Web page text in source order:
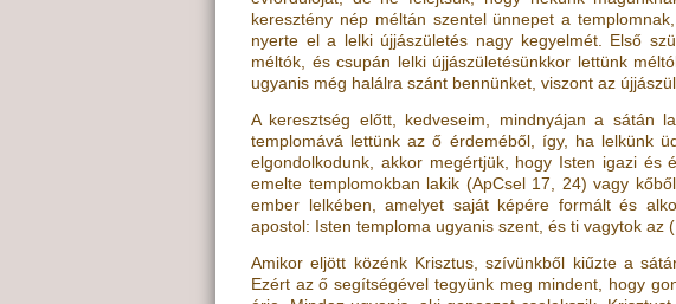
keresztény nép méltán szentel ünnepet a
nyerte el a lelki újjászületés nagy kegyelmét. Első
méltók, és csupán lelki újjászületésünkkor lettünk
ugyanis még halálra szánt bennünket, viszont az
A keresztség előtt, kedveseim, mindnyájan a sátán
templomává lettünk az ő érdeméből, így, ha lelkünk
elgondolkodunk, akkor megértjük, hogy Isten igazi és
emelte templomokban lakik (ApCsel 17, 24) vagy
ember lelkében, amelyet saját képére formált és
apostol: Isten temploma ugyanis szent, és ti vagytok az (
Amikor eljött közénk Krisztus, szívünkből kiűzte a
Ezért az ő segítségével tegyünk meg mindent, hogy